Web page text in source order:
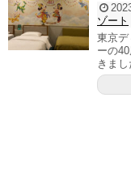
ゾート
東京デ
ーの
きまし